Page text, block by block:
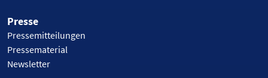
Presse
Pressemitteilungen
Pressematerial
Newsletter